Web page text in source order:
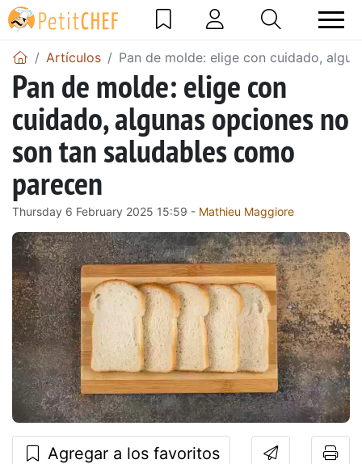
Artículos Pan de molde: elige con cuidado,
Pan de molde: elige con
cuidado, algunas opciones no
son tan saludables como
parecen
Thursday 6 February 2025 15:59 - Mathieu Maggiore
Agregar a los favoritos